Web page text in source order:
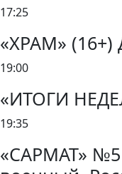
17:25
«ХРАМ» (16+)
19:00
«ИТОГИ
19:35
«САРМАТ» №5